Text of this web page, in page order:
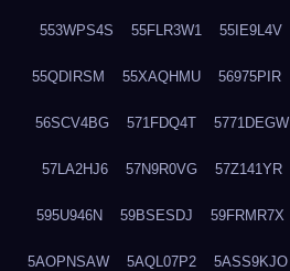
553WPS4S 55FLR3W1 55IE9L4V
55QDIRSM 55XAQHMU 56975PIR
56SCV4BG 571FDQ4T 5771DEGW
57LA2HJ6 57N9R0VG 57Z141YR
595U946N 59BSESDJ 59FRMR7X
5AOPNSAW 5AQL07P2 5ASS9KJO